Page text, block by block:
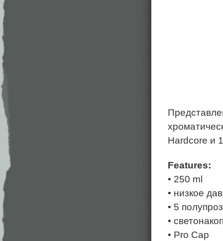
Hardcore и
Features:
• 250 ml
• низкое
• 5
•
• Pro Cap